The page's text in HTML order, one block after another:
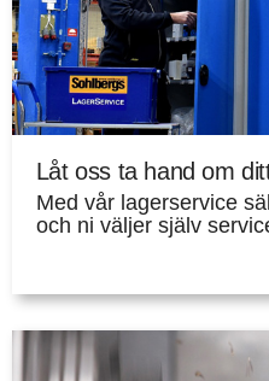
Låt oss ta hand om
Med vår lagerservice
och ni väljer själv